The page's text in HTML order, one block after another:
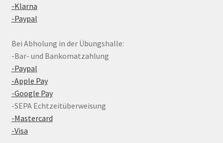
-Klarna
-Paypal
Bei Abholung in der Übungshalle:
-Bar- und Bankomatzahlung
-Paypal
-Apple Pay
-Google Pay
-SEPA Echtzeitüberweisung
-Mastercard
-Visa